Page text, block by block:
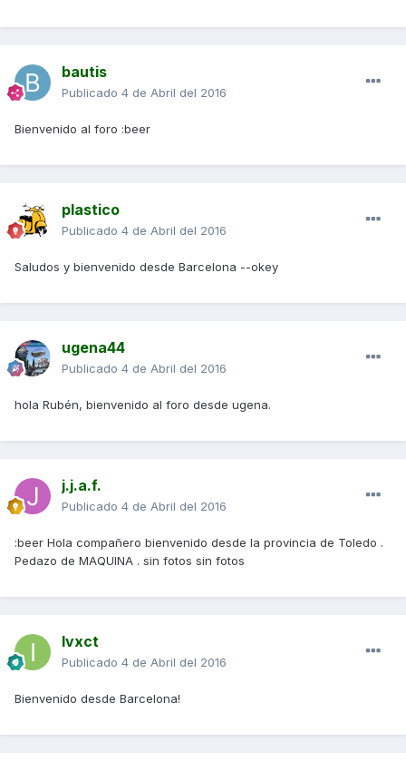
bautis
Publicado 4 de Abril del 2016
Bienvenido al foro :beer
plastico
Publicado 4 de Abril del 2016
Saludos y bienvenido desde Barcelona --okey
ugena44
Publicado 4 de Abril del 2016
hola Rubén, bienvenido al foro desde ugena.
j.j.a.f.
Publicado 4 de Abril del 2016
:beer Hola compañero bienvenido desde la provincia de Toledo .
Pedazo de MAQUINA . sin fotos sin fotos
Ivxct
Publicado 4 de Abril del 2016
Bienvenido desde Barcelona!